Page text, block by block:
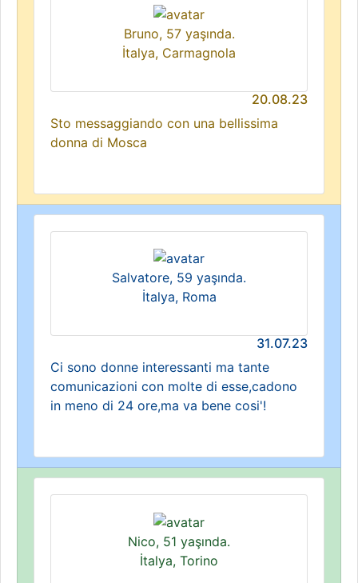
Bruno, 57 yaşında.
İtalya, Carmagnola
20.08.23
Sto messaggiando con una bellissima
donna di Mosca
Salvatore, 59 yaşında.
İtalya, Roma
31.07.23
Ci sono donne interessanti ma tante
comunicazioni con molte di esse,cadono
in meno di 24 ore,ma va bene cosi'!
Nico, 51 yaşında.
İtalya, Torino